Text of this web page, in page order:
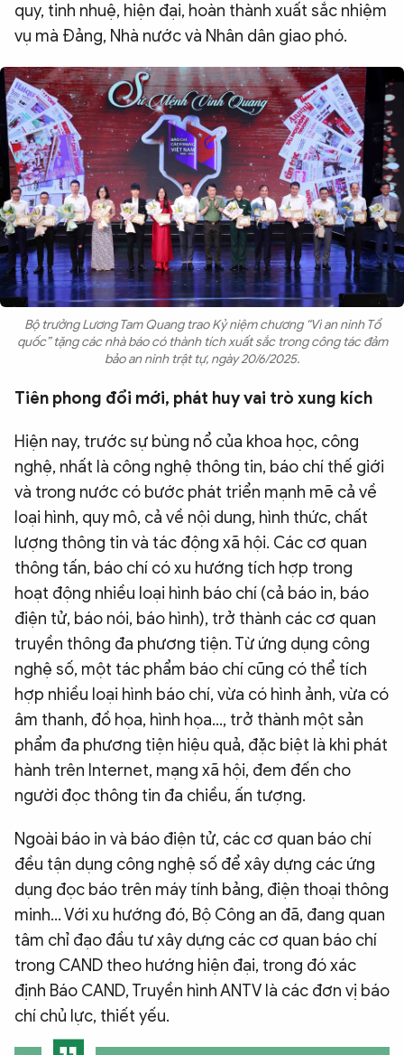
quy, tinh nhuệ, hiện đại, hoàn thành xuất sắc nhiệm
vụ mà Đảng, Nhà nước và Nhân dân giao phó.
Bộ trưởng Lương Tam Quang trao Kỷ niệm chương “Vì an ninh Tổ
quốc” tặng các nhà báo có thành tích xuất sắc trong công tác đảm
bảo an ninh trật tự, ngày 20/6/2025.
Tiên phong đổi mới, phát huy vai trò xung kích
Hiện nay, trước sự bùng nổ của khoa học, công
nghệ, nhất là công nghệ thông tin, báo chí thế giới
và trong nước có bước phát triển mạnh mẽ cả về
loại hình, quy mô, cả về nội dung, hình thức, chất
lượng thông tin và tác động xã hội. Các cơ quan
thông tấn, báo chí có xu hướng tích hợp trong
hoạt động nhiều loại hình báo chí (cả báo in, báo
điện tử, báo nói, báo hình), trở thành các cơ quan
truyền thông đa phương tiện. Từ ứng dụng công
nghệ số, một tác phẩm báo chí cũng có thể tích
hợp nhiều loại hình báo chí, vừa có hình ảnh, vừa có
âm thanh, đồ họa, hình họa..., trở thành một sản
phẩm đa phương tiện hiệu quả, đặc biệt là khi phát
hành trên Internet, mạng xã hội, đem đến cho
người đọc thông tin đa chiều, ấn tượng.
Ngoài báo in và báo điện tử, các cơ quan báo chí
đều tận dụng công nghệ số để xây dựng các ứng
dụng đọc báo trên máy tính bảng, điện thoại thông
minh… Với xu hướng đó, Bộ Công an đã, đang quan
tâm chỉ đạo đầu tư xây dựng các cơ quan báo chí
trong CAND theo hướng hiện đại, trong đó xác
định Báo CAND, Truyền hình ANTV là các đơn vị báo
chí chủ lực, thiết yếu.